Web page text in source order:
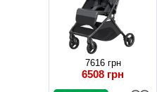
7616 грн
6508 грн